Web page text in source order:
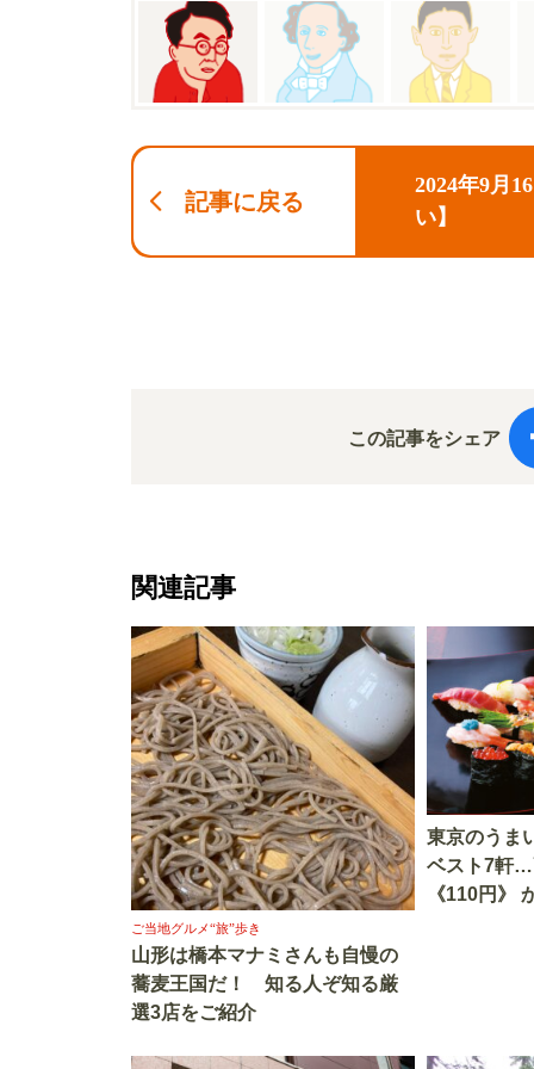
記事に戻る
2024年9月
い】
この記事をシェア
関連記事
ご当地グルメ“旅”歩き
山形は橋本マナミさんも自慢の
蕎麦王国だ！ 知る人ぞ知る厳
選3店をご紹介
東京のうま
ベスト7軒…
《110円》